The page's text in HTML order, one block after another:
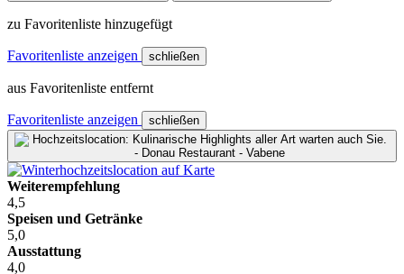
zu Favoritenliste hinzugefügt
Favoritenliste anzeigen schließen
aus Favoritenliste entfernt
Favoritenliste anzeigen schließen
Weiterempfehlung
4,5
Speisen und Getränke
5,0
Ausstattung
4,0